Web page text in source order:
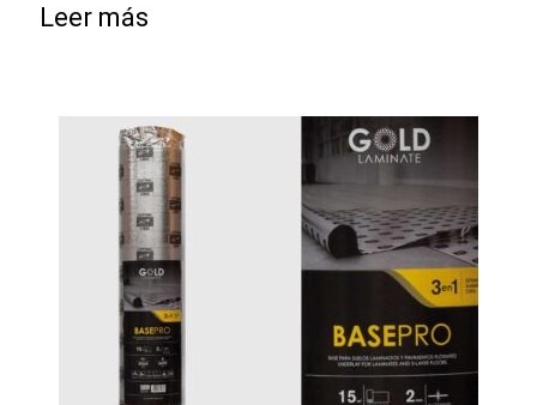
Leer más